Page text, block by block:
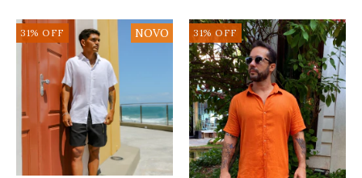
31% OFF NOVO 31% OFF